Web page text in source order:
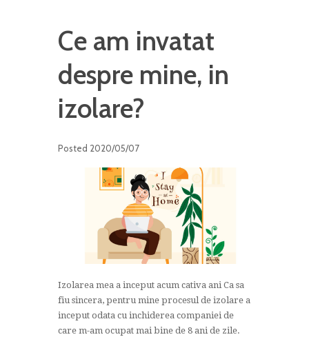
Ce am invatat
despre mine, in
izolare?
Posted 2020/05/07
Izolarea mea a inceput acum cativa ani Ca sa
fiu sincera, pentru mine procesul de izolare a
inceput odata cu inchiderea companiei de
care m-am ocupat mai bine de 8 ani de zile.